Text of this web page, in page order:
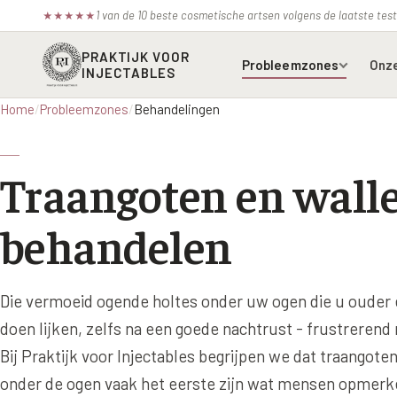
★ ★ ★ ★ ★ 1 van de 10 beste cosmetische artsen volgens de laatste
PRAKTIJK VOOR
INJECTABLES
Probleemzones
Wenkbrauwen
Donkere kringen onder de
ogen
Traangoot en wallen
Home/Probleemzones/Behandelingen
Traangoten en
behandelen
Die vermoeid ogende holtes onder uw ogen die u
doen lijken, zelfs na een goede nachtrust - frustrerend
Bij Praktijk voor Injectables begrijpen we dat
onder de ogen vaak het eerste zijn wat mensen